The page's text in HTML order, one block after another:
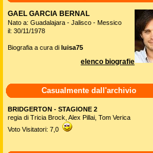
GAEL GARCIA BERNAL
Nato a: Guadalajara - Jalisco - Messico
il: 30/11/1978
Biografia a cura di luisa75
elenco biografie
Casualmente dall'archivio
BRIDGERTON - STAGIONE 2
regia di Tricia Brock, Alex Pillai, Tom Verica
Voto Visitatori: 7,0